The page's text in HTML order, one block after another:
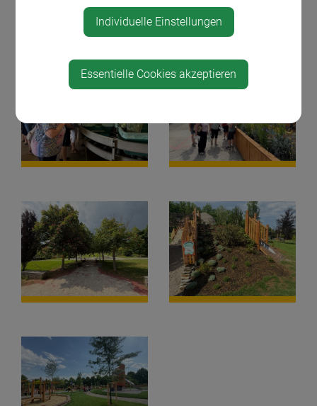
Individuelle Einstellungen
Essentielle Cookies akzeptieren